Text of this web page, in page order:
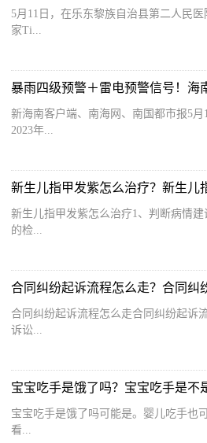
5月11日，在乐东黎族自治县第二人民
家Ti...
新海南客户端、南海网、南国都市报5
2023年...
新生儿指甲发紫怎么治疗？新生儿
新生儿指甲发紫怎么治疗1、判断病情
的检...
合同纠纷起诉流程怎么走？合同纠
合同纠纷起诉流程怎么走合同纠纷起诉
诉讼...
宝宝吃手是饿了吗？宝宝吃手是不
宝宝吃手是饿了吗可能是。婴儿吃手也
看...